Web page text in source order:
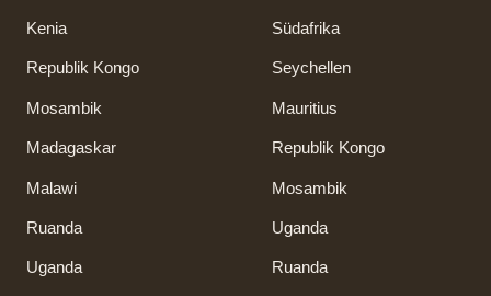
Kenia
Republik Kongo
Mosambik
Madagaskar
Malawi
Ruanda
Uganda
Südafrika
Seychellen
Mauritius
Republik Kongo
Mosambik
Uganda
Ruanda